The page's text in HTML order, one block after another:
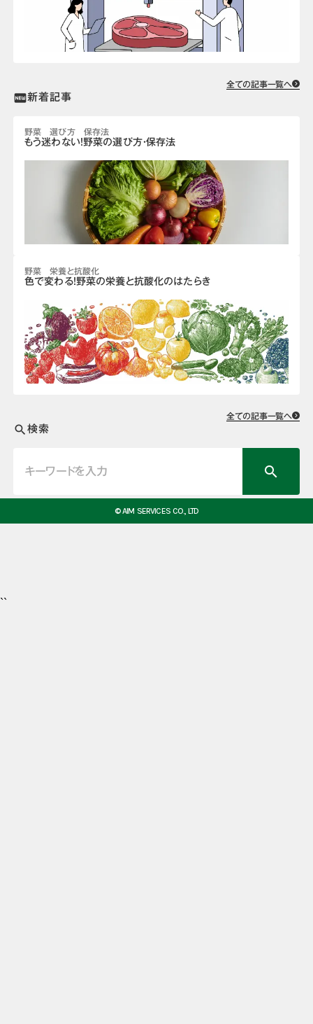
全ての記事一覧へ
fiber_new新着記事
野菜 選び方 保存法
もう迷わない！野菜の選び方・保存法
野菜 栄養と抗酸化
色で変わる！野菜の栄養と抗酸化のはたらき
全ての記事一覧へ
search 検索
search
© AIM SERVICES CO., LTD
``